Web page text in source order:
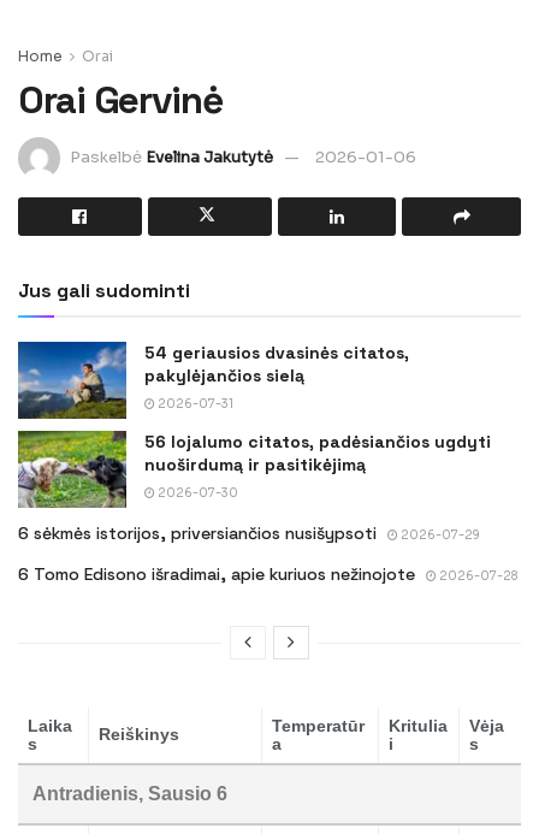
Home Orai
Orai Gervinė
Paskelbė Evelina Jakutytė 2026-01-06
Jus gali sudominti
54 geriausios dvasinės citatos,
pakylėjančios sielą
2026-07-31
56 lojalumo citatos, padėsiančios ugdyti
nuoširdumą ir pasitikėjimą
2026-07-30
6 sėkmės istorijos, priversiančios nusišypsoti 2026-07-29
6 Tomo Edisono išradimai, apie kuriuos nežinojote 2026-07-28
Laika
s
Reiškinys
Temperatūr
a
Kritulia
i
Vėja
s
Antradienis, Sausio 6